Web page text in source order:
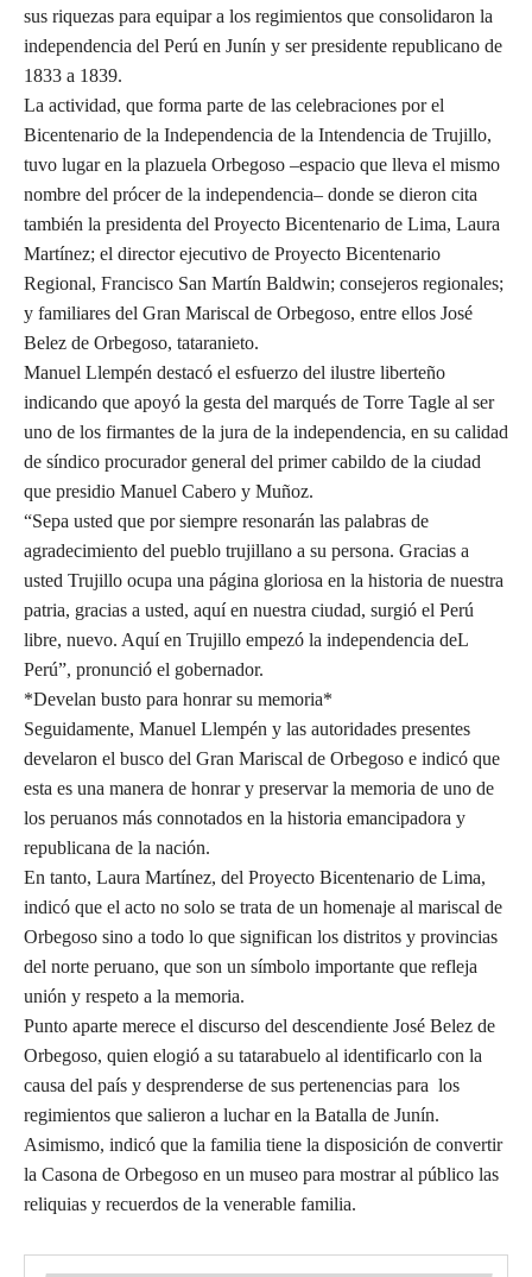
sus riquezas para equipar a los regimientos que consolidaron la
independencia del Perú en Junín y ser presidente republicano de
1833 a 1839.
La actividad, que forma parte de las celebraciones por el
Bicentenario de la Independencia de la Intendencia de Trujillo,
tuvo lugar en la plazuela Orbegoso –espacio que lleva el mismo
nombre del prócer de la independencia– donde se dieron cita
también la presidenta del Proyecto Bicentenario de Lima, Laura
Martínez; el director ejecutivo de Proyecto Bicentenario
Regional, Francisco San Martín Baldwin; consejeros regionales;
y familiares del Gran Mariscal de Orbegoso, entre ellos José
Belez de Orbegoso, tataranieto.
Manuel Llempén destacó el esfuerzo del ilustre liberteño
indicando que apoyó la gesta del marqués de Torre Tagle al ser
uno de los firmantes de la jura de la independencia, en su calidad
de síndico procurador general del primer cabildo de la ciudad
que presidio Manuel Cabero y Muñoz.
“Sepa usted que por siempre resonarán las palabras de
agradecimiento del pueblo trujillano a su persona. Gracias a
usted Trujillo ocupa una página gloriosa en la historia de nuestra
patria, gracias a usted, aquí en nuestra ciudad, surgió el Perú
libre, nuevo. Aquí en Trujillo empezó la independencia deL
Perú”, pronunció el gobernador.
*Develan busto para honrar su memoria*
Seguidamente, Manuel Llempén y las autoridades presentes
develaron el busco del Gran Mariscal de Orbegoso e indicó que
esta es una manera de honrar y preservar la memoria de uno de
los peruanos más connotados en la historia emancipadora y
republicana de la nación.
En tanto, Laura Martínez, del Proyecto Bicentenario de Lima,
indicó que el acto no solo se trata de un homenaje al mariscal de
Orbegoso sino a todo lo que significan los distritos y provincias
del norte peruano, que son un símbolo importante que refleja
unión y respeto a la memoria.
Punto aparte merece el discurso del descendiente José Belez de
Orbegoso, quien elogió a su tatarabuelo al identificarlo con la
causa del país y desprenderse de sus pertenencias para los
regimientos que salieron a luchar en la Batalla de Junín.
Asimismo, indicó que la familia tiene la disposición de convertir
la Casona de Orbegoso en un museo para mostrar al público las
reliquias y recuerdos de la venerable familia.